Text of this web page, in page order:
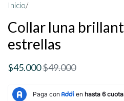
Inicio/
Collar luna
estrellas
$45.000$49.000